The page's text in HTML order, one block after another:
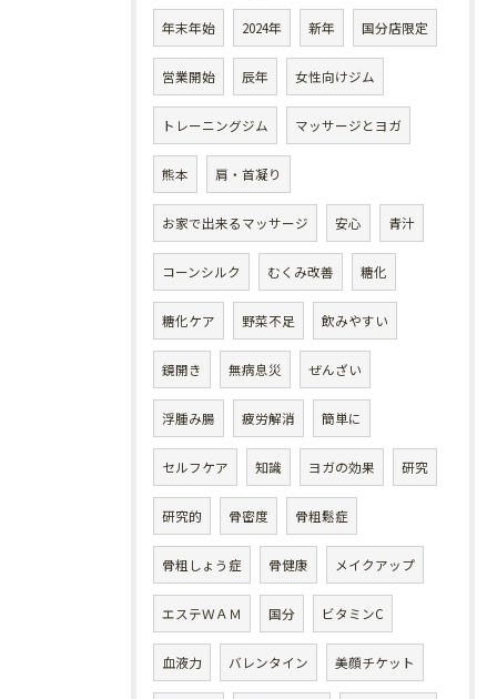
年末年始 2024年 新年 国分店限定
営業開始 辰年 女性向けジム
トレーニングジム マッサージとヨガ
熊本 肩・首凝り
お家で出来るマッサージ 安心 青汁
コーンシルク むくみ改善 糖化
糖化ケア 野菜不足 飲みやすい
鏡開き 無病息災 ぜんざい
浮腫み腸 疲労解消 簡単に
セルフケア 知識 ヨガの効果 研究
研究的 骨密度 骨粗鬆症
骨粗しょう症 骨健康 メイクアップ
エステＷＡＭ 国分 ビタミンC
血液力 バレンタイン 美顔チケット